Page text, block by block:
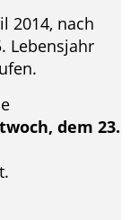
2014, nach
Lebensjahr
dem 23.